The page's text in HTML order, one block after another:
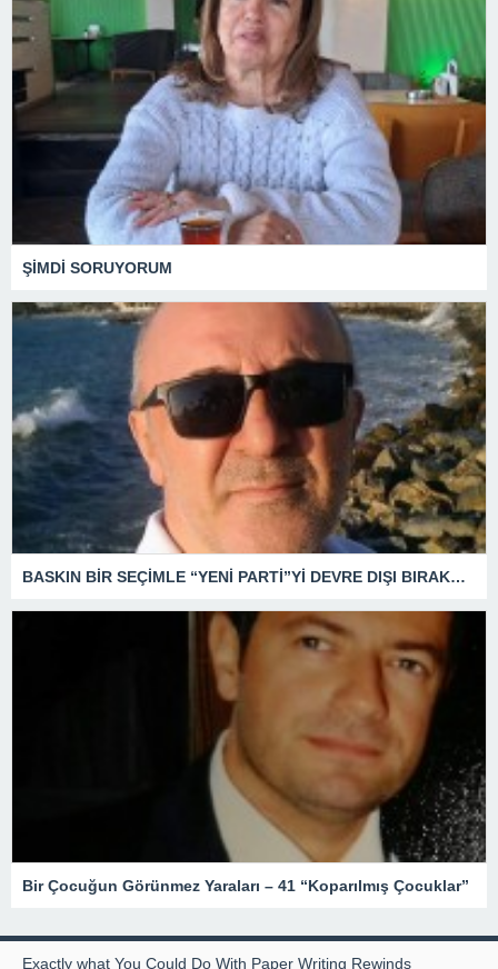
ŞİMDİ SORUYORUM
BASKIN BİR SEÇİMLE “YENİ PARTİ”Yİ DEVRE DIŞI BIRAKMAK İÇİN DÜĞMEYE Mİ BASILDI?
Bir Çocuğun Görünmez Yaraları – 41 “Koparılmış Çocuklar”
Exactly what You Could Do With Paper Writing Rewinds